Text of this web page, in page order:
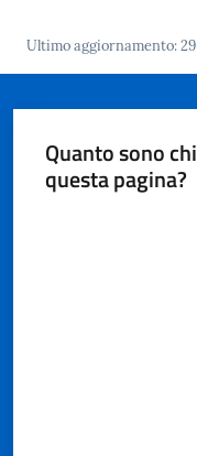
Ultimo aggiornamento:
Quanto sono
questa pagina?